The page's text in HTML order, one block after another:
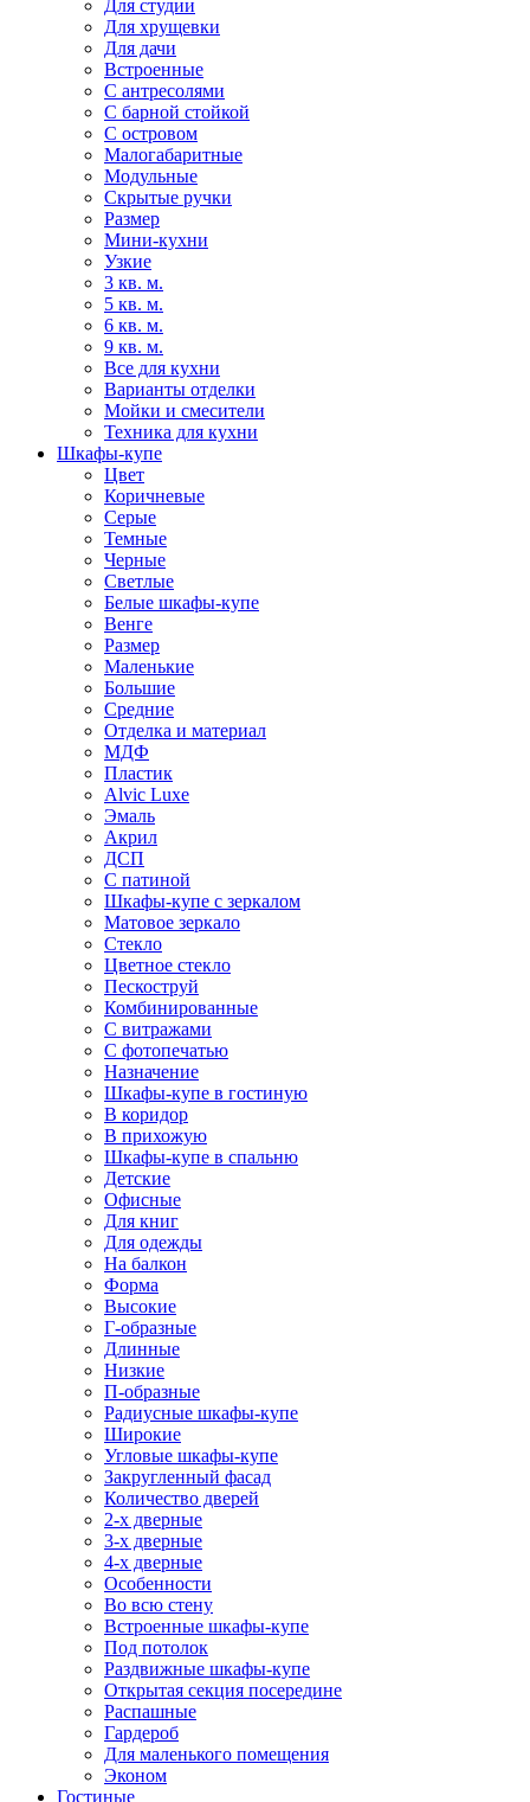
Для студии
Для хрущевки
Для дачи
Встроенные
С антресолями
С барной стойкой
С островом
Малогабаритные
Модульные
Скрытые ручки
Размер
Мини-кухни
Узкие
3 кв. м.
5 кв. м.
6 кв. м.
9 кв. м.
Все для кухни
Варианты отделки
Мойки и смесители
Техника для кухни
Шкафы-купе
Цвет
Коричневые
Серые
Темные
Черные
Светлые
Белые шкафы-купе
Венге
Размер
Маленькие
Большие
Средние
Отделка и материал
МДФ
Пластик
Alvic Luxe
Эмаль
Акрил
ДСП
С патиной
Шкафы-купе с зеркалом
Матовое зеркало
Стекло
Цветное стекло
Пескоструй
Комбинированные
С витражами
С фотопечатью
Назначение
Шкафы-купе в гостиную
В коридор
В прихожую
Шкафы-купе в спальню
Детские
Офисные
Для книг
Для одежды
На балкон
Форма
Высокие
Г-образные
Длинные
Низкие
П-образные
Радиусные шкафы-купе
Широкие
Угловые шкафы-купе
Закругленный фасад
Количество дверей
2-х дверные
3-х дверные
4-х дверные
Особенности
Во всю стену
Встроенные шкафы-купе
Под потолок
Раздвижные шкафы-купе
Открытая секция посередине
Распашные
Гардероб
Для маленького помещения
Эконом
Гостиные